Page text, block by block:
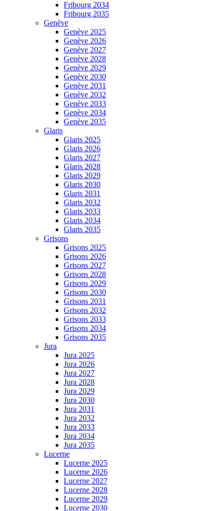
Fribourg 2034
Fribourg 2035
Genève
Genève 2025
Genève 2026
Genève 2027
Genève 2028
Genève 2029
Genève 2030
Genève 2031
Genève 2032
Genève 2033
Genève 2034
Genève 2035
Glaris
Glaris 2025
Glaris 2026
Glaris 2027
Glaris 2028
Glaris 2029
Glaris 2030
Glaris 2031
Glaris 2032
Glaris 2033
Glaris 2034
Glaris 2035
Grisons
Grisons 2025
Grisons 2026
Grisons 2027
Grisons 2028
Grisons 2029
Grisons 2030
Grisons 2031
Grisons 2032
Grisons 2033
Grisons 2034
Grisons 2035
Jura
Jura 2025
Jura 2026
Jura 2027
Jura 2028
Jura 2029
Jura 2030
Jura 2031
Jura 2032
Jura 2033
Jura 2034
Jura 2035
Lucerne
Lucerne 2025
Lucerne 2026
Lucerne 2027
Lucerne 2028
Lucerne 2029
Lucerne 2030